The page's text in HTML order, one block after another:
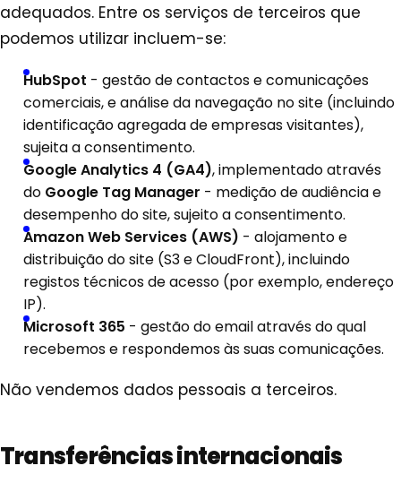
adequados. Entre os serviços de terceiros que
podemos utilizar incluem-se:
HubSpot - gestão de contactos e comunicações
comerciais, e análise da navegação no site (incluindo
identificação agregada de empresas visitantes),
sujeita a consentimento.
Google Analytics 4 (GA4), implementado através
do Google Tag Manager - medição de audiência e
desempenho do site, sujeito a consentimento.
Amazon Web Services (AWS) - alojamento e
distribuição do site (S3 e CloudFront), incluindo
registos técnicos de acesso (por exemplo, endereço
IP).
Microsoft 365 - gestão do email através do qual
recebemos e respondemos às suas comunicações.
Não vendemos dados pessoais a terceiros.
Transferências internacionais